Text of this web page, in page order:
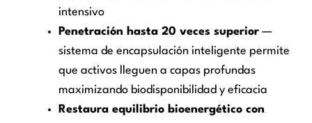
intensivo
Penetración hasta 20 veces superior —
sistema de encapsulación inteligente permite
que activos lleguen a capas profundas
maximizando biodisponibilidad y eficacia
Restaura equilibrio bioenergético con